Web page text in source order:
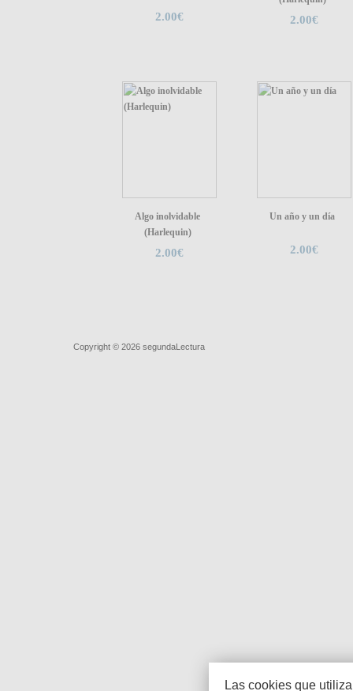
2.00€ 2.00€
Algo inolvidable
(Harlequin)
2.00€
Un año y un día
2.00€
Copyright © 2026 segundaLectura
Las cookies que